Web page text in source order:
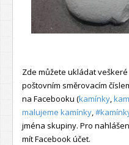
Zde můžete ukládat
poštovním směrovacím
na Facebooku (kamínky
malujeme kamínky
jména skupiny. Pro
mít Facebook účet.